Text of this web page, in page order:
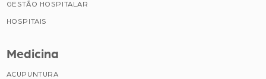
GESTÃO HOSPITALAR
HOSPITAIS
Medicina
ACUPUNTURA